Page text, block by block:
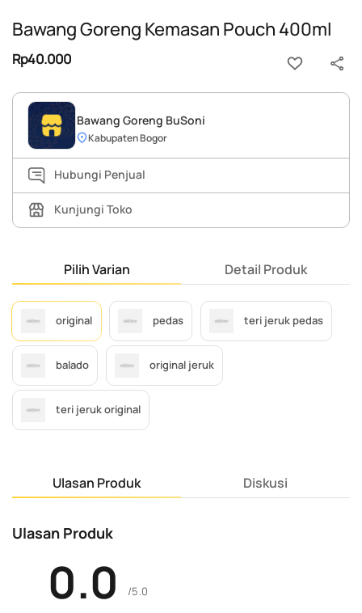
Bawang Goreng Kemasan Pouch 400ml
Rp40.000
Bawang Goreng BuSoni
Kabupaten Bogor
Hubungi Penjual
Kunjungi Toko
Pilih Varian Detail Produk
original pedas teri jeruk pedas
balado original jeruk
teri jeruk original
Ulasan Produk Diskusi
Ulasan Produk
0.0 /5.0